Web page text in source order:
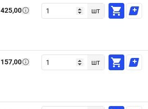
425,00 шт
157,00 шт